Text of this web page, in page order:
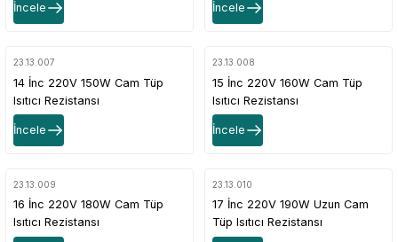
İncele İncele
23.13.007
14 İnc 220V 150W Cam Tüp
Isıtıcı Rezistansı
İncele
23.13.008
15 İnc 220V 160W Cam Tüp
Isıtıcı Rezistansı
İncele
23.13.009
16 İnc 220V 180W Cam Tüp
Isıtıcı Rezistansı
23.13.010
17 İnc 220V 190W Uzun Cam
Tüp Isıtıcı Rezistansı